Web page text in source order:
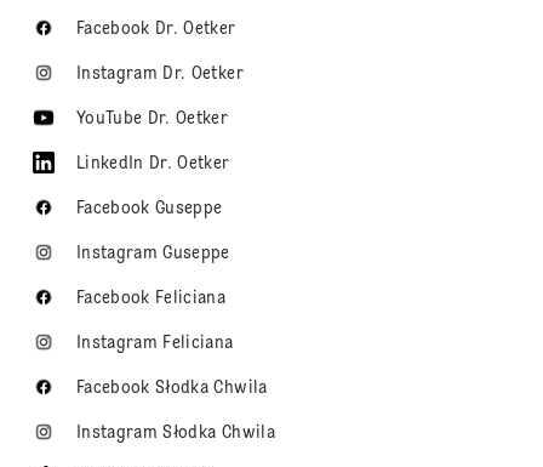
Facebook Dr. Oetker
Instagram Dr. Oetker
YouTube Dr. Oetker
LinkedIn Dr. Oetker
Facebook Guseppe
Instagram Guseppe
Facebook Feliciana
Instagram Feliciana
Facebook Słodka Chwila
Instagram Słodka Chwila